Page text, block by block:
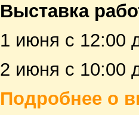
Выставка
1 июня с 12:00
2 июня с 10:00
Подробнее о